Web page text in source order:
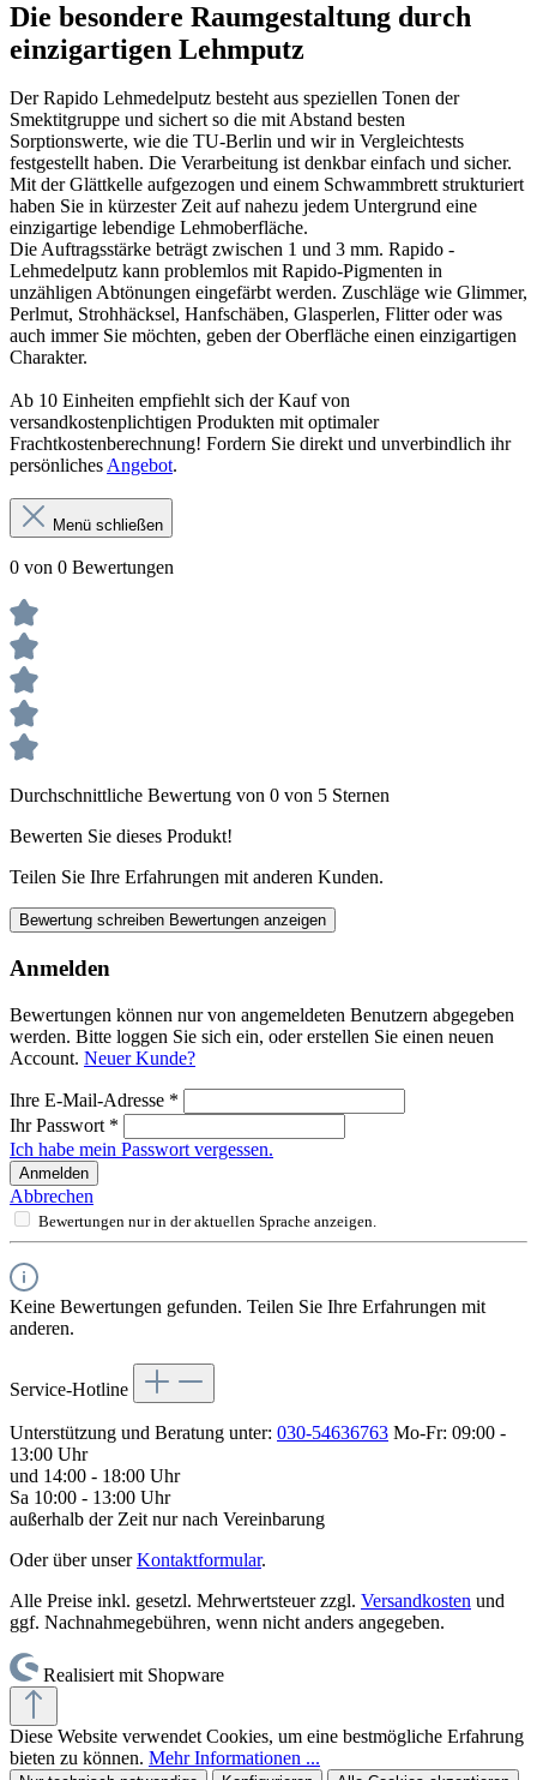
Die besondere Raumgestaltung durch
einzigartigen Lehmputz
Der Rapido Lehmedelputz besteht aus speziellen Tonen der
Smektitgruppe und sichert so die mit Abstand besten
Sorptionswerte, wie die TU-Berlin und wir in Vergleichtests
festgestellt haben. Die Verarbeitung ist denkbar einfach und sicher.
Mit der Glättkelle aufgezogen und einem Schwammbrett strukturiert
haben Sie in kürzester Zeit auf nahezu jedem Untergrund eine
einzigartige lebendige Lehmoberfläche.
Die Auftragsstärke beträgt zwischen 1 und 3 mm. Rapido -
Lehmedelputz kann problemlos mit Rapido-Pigmenten in
unzähligen Abtönungen eingefärbt werden. Zuschläge wie Glimmer,
Perlmut, Strohhäcksel, Hanfschäben, Glasperlen, Flitter oder was
auch immer Sie möchten, geben der Oberfläche einen einzigartigen
Charakter.
Ab 10 Einheiten empfiehlt sich der Kauf von
versandkostenplichtigen Produkten mit optimaler
Frachtkostenberechnung! Fordern Sie direkt und unverbindlich ihr
persönliches Angebot.
Menü schließen
0 von 0 Bewertungen
Durchschnittliche Bewertung von 0 von 5 Sternen
Bewerten Sie dieses Produkt!
Teilen Sie Ihre Erfahrungen mit anderen Kunden.
Bewertung schreiben Bewertungen anzeigen
Anmelden
Bewertungen können nur von angemeldeten Benutzern abgegeben
werden. Bitte loggen Sie sich ein, oder erstellen Sie einen neuen
Account. Neuer Kunde?
Ihre E-Mail-Adresse *
Ihr Passwort *
Ich habe mein Passwort vergessen.
Anmelden
Abbrechen
Bewertungen nur in der aktuellen Sprache anzeigen.
Keine Bewertungen gefunden. Teilen Sie Ihre Erfahrungen mit
anderen.
Service-Hotline
Unterstützung und Beratung unter: 030-54636763 Mo-Fr: 09:00 -
13:00 Uhr
und 14:00 - 18:00 Uhr
Sa 10:00 - 13:00 Uhr
außerhalb der Zeit nur nach Vereinbarung
Oder über unserKontaktformular.
Alle Preise inkl. gesetzl. Mehrwertsteuer zzgl. Versandkosten und
ggf. Nachnahmegebühren, wenn nicht anders angegeben.
Realisiert mit Shopware
Diese Website verwendet Cookies, um eine bestmögliche Erfahrung
bieten zu können. Mehr Informationen ...